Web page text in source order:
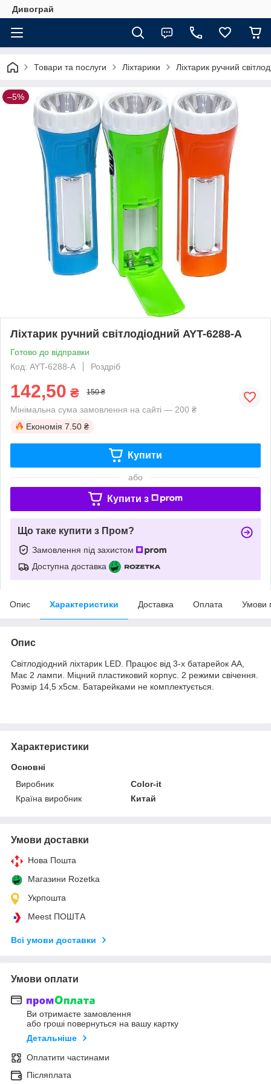
Дивограй
Товари та послуги Ліхтарики Ліхтарик ручний
–5%
Ліхтарик ручний світлодіодний AYT-6288-A
Готово до відправки
Код: AYT-6288-A
Роздріб
142,50 ₴ 150 ₴
Мінімальна сума замовлення на сайті — 200 ₴
Економія 7.50 ₴
Купити
або
Купити з
Що таке купити з Пром?
Замовлення під захистом
Доступна доставка
Опис Характеристики Доставка Оплата Умови
Опис
Світлодіодний ліхтарик LED. Працює від 3-х батарейок АА,
Має 2 лампи. Міцний пластиковий корпус. 2 режими свічення.
Розмір 14,5 х5см. Батарейками не комплектується.
Характеристики
Основні
Виробник
Color-it
Країна виробник
Китай
Умови доставки
Нова Пошта
Магазини Rozetka
Укрпошта
Meest ПОШТА
Всі умови доставки
Умови оплати
Ви отримаєте замовлення
або гроші повернуться на вашу картку
Детальніше
Оплатити частинами
Післяплата